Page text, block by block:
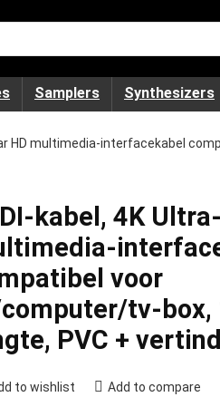
Samplers Synthesizers
HD multimedia-interfacekabel
kabel, 4K
voor
tv-box,
PVC +
to wishlist Add to compare